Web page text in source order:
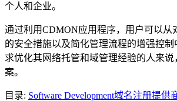
个人和企业。
通过利用CDMON应用程序，用户可以从
的安全措施以及简化管理流程的增强控
求优化其网络托管和域管理经验的人来
案。
目录: Software Development域名注册提供